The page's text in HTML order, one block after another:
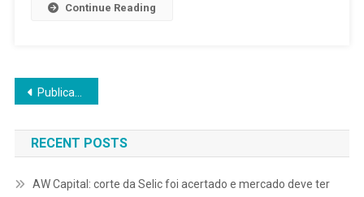
Continue Reading
Navegação
por
posts
Publicações mais antigas
RECENT POSTS
AW Capital: corte da Selic foi acertado e mercado deve ter